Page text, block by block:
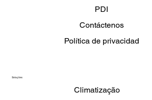
Soluções
Climatização
PDI
Contáctenos
Política de privacidad